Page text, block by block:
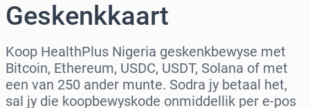
Geskenkkaart
Koop HealthPlus Nigeria geskenkbewyse met
Bitcoin, Ethereum, USDC, USDT, Solana of met
een van 250 ander munte. Sodra jy betaal het,
sal jy die koopbewyskode onmiddellik per e-pos